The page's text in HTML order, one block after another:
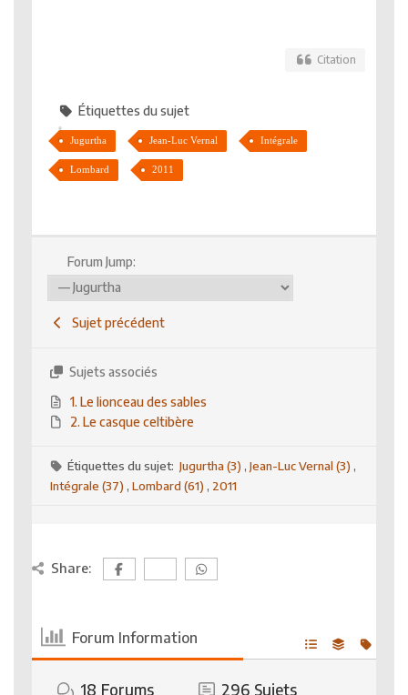
Citation
Étiquettes du sujet
Jugurtha Jean-Luc Vernal Intégrale
Lombard 2011
Forum Jump:
Sujet précédent
Sujets associés
1. Le lionceau des sables
2. Le casque celtibère
Étiquettes du sujet:Jugurtha (3), Jean-Luc Vernal (3),
Intégrale (37) , Lombard (61) , 2011
Share:
Forum Information
18 Forums 296 Sujets